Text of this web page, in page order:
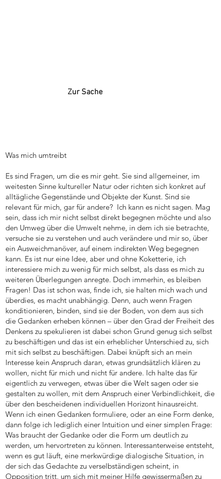
Zur Sache
Was mich umtreibt
Es sind Fragen, um die es mir geht. Sie sind allgemeiner, im
weitesten Sinne kultureller Natur oder richten sich konkret auf
alltägliche Gegenstände und Objekte der Kunst. Sind sie
relevant für mich, gar für andere? Ich kann es nicht sagen. Mag
sein, dass ich mir nicht selbst direkt begegnen möchte und also
den Umweg über die Umwelt nehme, in dem ich sie betrachte,
versuche sie zu verstehen und auch verändere und mir so, über
ein Ausweichmanöver, auf einem indirekten Weg begegnen
kann. Es ist nur eine Idee, aber und ohne Koketterie, ich
interessiere mich zu wenig für mich selbst, als dass es mich zu
weiteren Überlegungen anregte. Doch immerhin, es bleiben
Fragen! Das ist schon was, finde ich, sie halten mich wach und
überdies, es macht unabhängig. Denn, auch wenn Fragen
konditionieren, binden, sind sie der Boden, von dem aus sich
die Gedanken erheben können – über den Grad der Freiheit des
Denkens zu spekulieren ist dabei schon Grund genug sich selbst
zu beschäftigen und das ist ein erheblicher Unterschied zu, sich
mit sich selbst zu beschäftigen. Dabei knüpft sich an mein
Interesse kein Anspruch daran, etwas grundsätzlich klären zu
wollen, nicht für mich und nicht für andere. Ich halte das für
eigentlich zu verwegen, etwas über die Welt sagen oder sie
gestalten zu wollen, mit dem Anspruch einer Verbindlichkeit, die
über den bescheidenen individuellen Horizont hinausreicht.
Wenn ich einen Gedanken formuliere, oder an eine Form denke,
dann folge ich lediglich einer Intuition und einer simplen Frage:
Was braucht der Gedanke oder die Form um deutlich zu
werden, um hervortreten zu können. Interessanterweise entsteht,
wenn es gut läuft, eine merkwürdige dialogische Situation, in
der sich das Gedachte zu verselbständigen scheint, in
Opposition tritt, um sich mit meiner Hilfe gewissermaßen zu